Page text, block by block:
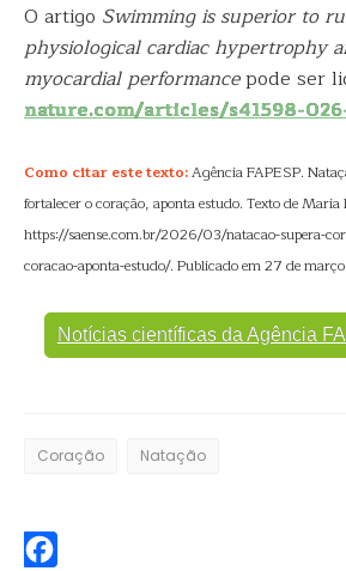
O artigo Swimming is superior to
physiological cardiac hypertrophy
myocardial performancepode ser
nature.com/articles/s41598-
Como citar este texto:Agência FAPESP.
fortalecer o coração, aponta estudo. Texto de
https://saense.com.br/2026/03/natacao-supera-
coracao-aponta-estudo/. Publicado em 27 de
Notícias científicas da Agência
Coração Natação